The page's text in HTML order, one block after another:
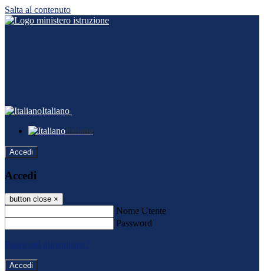
Salta al contenuto
Italiano
Italiano
Accedi
Accedi
button close ×
Nome Utente
Password
Password dimenticata?